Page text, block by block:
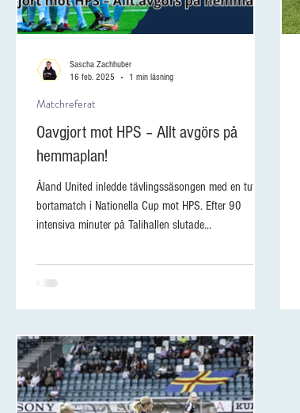
Oavgjort mot HPS – Allt avgörs på
hemmaplan!
Åland United inledde tävlingssäsongen med en tuff
bortamatch i Nationella Cup mot HPS. Efter 90
intensiva minuter på Talihallen slutade...
Matchreferat
Sascha Zachhuber
16 feb. 2025
1 min läsning